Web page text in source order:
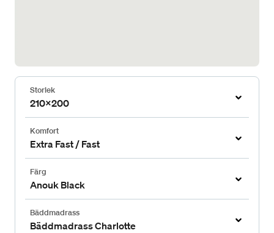
Storlek
210x200
Komfort
Extra Fast / Fast
Färg
Anouk Black
Bäddmadrass
Bäddmadrass Charlotte